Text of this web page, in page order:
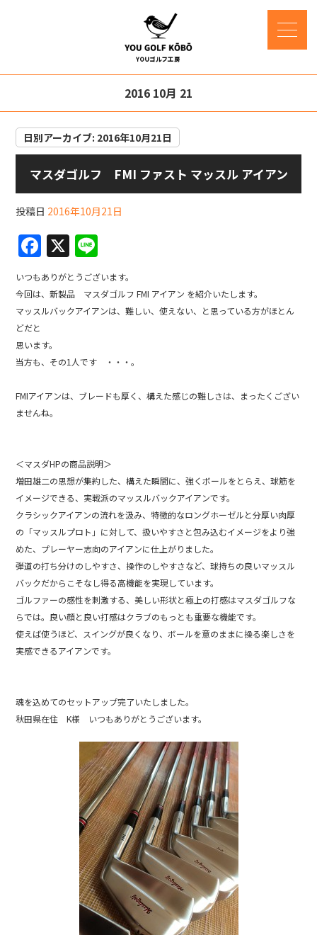
2016 10月 21
日別アーカイブ: 2016年10月21日
マスダゴルフ FMI ファスト マッスル アイアン
投稿日 2016年10月21日
F
a
c
e
b
o
k
X
n
e
いつもありがとうございます。
今回は、新製品 マスダゴルフ FMI アイアン を紹介いたします。
マッスルバックアイアンは、難しい、使えない、と思っている方がほとん
どだと
思います。
当方も、その1人です ・・・。
FMIアイアンは、ブレードも厚く、構えた感じの難しさは、まったくござい
ませんね。
＜マスダHPの商品説明＞
増田雄二の思想が集約した、構えた瞬間に、強くボールをとらえ、球筋を
イメージできる、実戦派のマッスルバックアイアンです。
クラシックアイアンの流れを汲み、特徴的なロングホーゼルと分厚い肉厚
の「マッスルプロト」に対して、扱いやすさと包み込むイメージをより強
めた、プレーヤー志向のアイアンに仕上がりました。
弾道の打ち分けのしやすさ、操作のしやすさなど、球持ちの良いマッスル
バックだからこそなし得る高機能を実現しています。
ゴルファーの感性を刺激する、美しい形状と極上の打感はマスダゴルフな
らでは。良い顔と良い打感はクラブのもっとも重要な機能です。
使えば使うほど、スイングが良くなり、ボールを意のままに操る楽しさを
実感できるアイアンです。
魂を込めてのセットアップ完了いたしました。
秋田県在住 K様 いつもありがとうございます。